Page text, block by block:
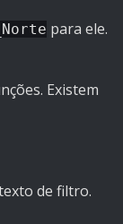
para ele.
Existem
de filtro.